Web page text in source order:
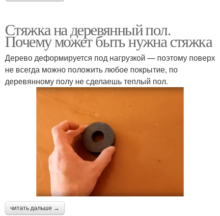
Стяжка на деревянный пол.
Почему может быть нужна стяжка
Дерево деформируется под нагрузкой — поэтому поверх
не всегда можно положить любое покрытие, по
деревянному полу не сделаешь теплый пол.
читать дальше →